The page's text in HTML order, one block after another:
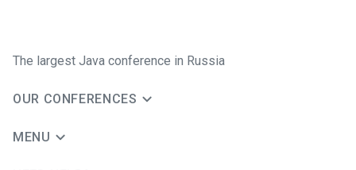
The largest Java conference in Russia
OUR CONFERENCES
MENU